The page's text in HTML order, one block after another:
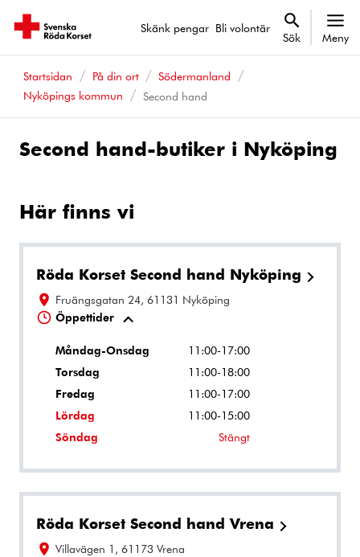
Skänk pengar Bli volontär
Sök Meny
Startsidan På din ort
Södermanland
Nyköpings kommun
Second hand
Second hand-butiker i Nyköping
Här finns vi
Röda Korset Second hand Nyköping
Fruängsgatan 24, 61131 Nyköping
Öppettider
Måndag-Onsdag
11:00-17:00
Torsdag
11:00-18:00
Fredag
11:00-17:00
Lördag
11:00-15:00
Söndag
Stängt
Röda Korset Second hand Vrena
Villavägen 1, 61173 Vrena